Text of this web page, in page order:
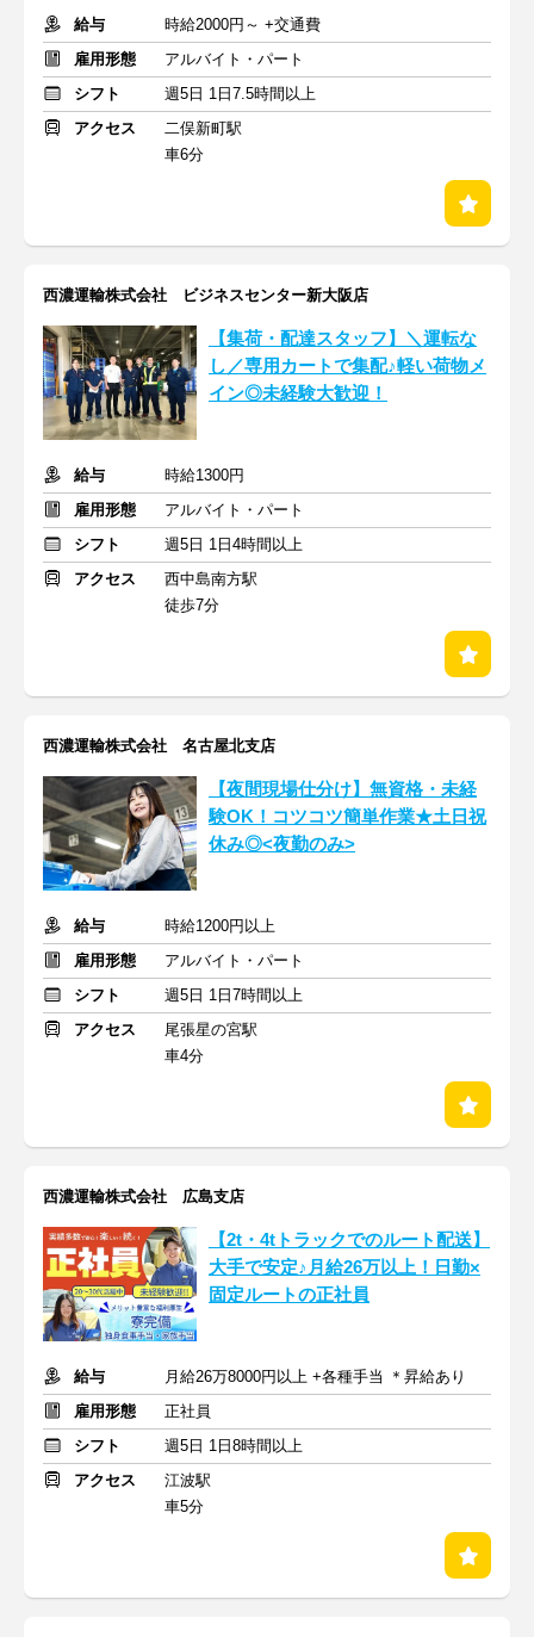
給与
時給2000円～ +交通費
雇用形態
アルバイト・パート
シフト
週5日 1日7.5時間以上
アクセス
二俣新町駅
車6分
西濃運輸株式会社 ビジネスセンター新大阪店
【集荷・配達スタッフ】＼運転な
し／専用カートで集配♪軽い荷物メ
イン◎未経験大歓迎！
給与
時給1300円
雇用形態
アルバイト・パート
シフト
週5日 1日4時間以上
アクセス
西中島南方駅
徒歩7分
西濃運輸株式会社 名古屋北支店
【夜間現場仕分け】無資格・未経
験OK！コツコツ簡単作業★土日祝
休み◎<夜勤のみ>
給与
時給1200円以上
雇用形態
アルバイト・パート
シフト
週5日 1日7時間以上
アクセス
尾張星の宮駅
車4分
西濃運輸株式会社 広島支店
【2t・4tトラックでのルート配送】
大手で安定♪月給26万以上！日勤×
固定ルートの正社員
給与
月給26万8000円以上 +各種手当 ＊昇給あり
雇用形態
正社員
シフト
週5日 1日8時間以上
アクセス
江波駅
車5分